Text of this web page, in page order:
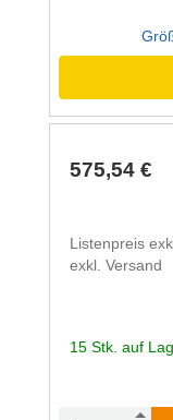
575,54 €
Listenpreis
exkl. Versand
15 Stk. auf